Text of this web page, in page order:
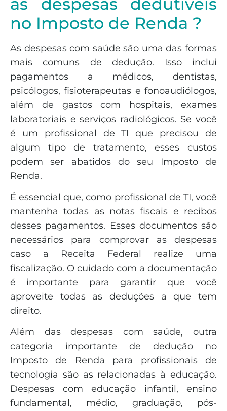
no Imposto de Renda ?
As despesas com saúde são uma das formas
mais comuns de dedução. Isso inclui
pagamentos a médicos, dentistas,
psicólogos, fisioterapeutas e fonoaudiólogos,
além de gastos com hospitais, exames
laboratoriais e serviços radiológicos. Se você
é um profissional de TI que precisou de
algum tipo de tratamento, esses custos
podem ser abatidos do seu Imposto de
Renda.
É essencial que, como profissional de TI, você
mantenha todas as notas fiscais e recibos
desses pagamentos. Esses documentos são
necessários para comprovar as despesas
caso a Receita Federal realize uma
fiscalização. O cuidado com a documentação
é importante para garantir que você
aproveite todas as deduções a que tem
direito.
Além das despesas com saúde, outra
categoria importante de dedução no
Imposto de Renda para profissionais de
tecnologia são as relacionadas à educação.
Despesas com educação infantil, ensino
fundamental, médio, graduação, pós-